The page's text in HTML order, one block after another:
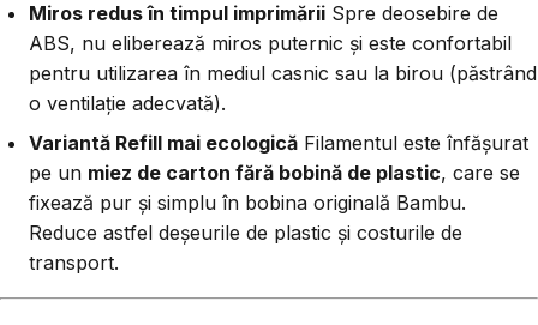
Miros redus în timpul imprimării Spre deosebire de
ABS, nu eliberează miros puternic și este confortabil
pentru utilizarea în mediul casnic sau la birou (păstrând
o ventilație adecvată).
Variantă Refill mai ecologică Filamentul este înfășurat
pe un miez de carton fără bobină de plastic, care se
fixează pur și simplu în bobina originală Bambu.
Reduce astfel deșeurile de plastic și costurile de
transport.